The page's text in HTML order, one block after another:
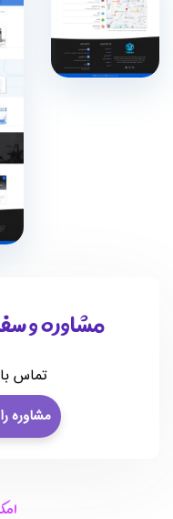
مشاوره و
تماس
مشاوره رایگان